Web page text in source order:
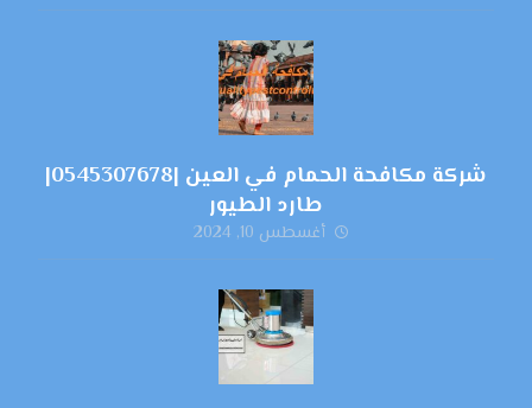
شركة مكافحة الحمام في العين |0545307678|
طارد الطيور
أغسطس 10, 2024